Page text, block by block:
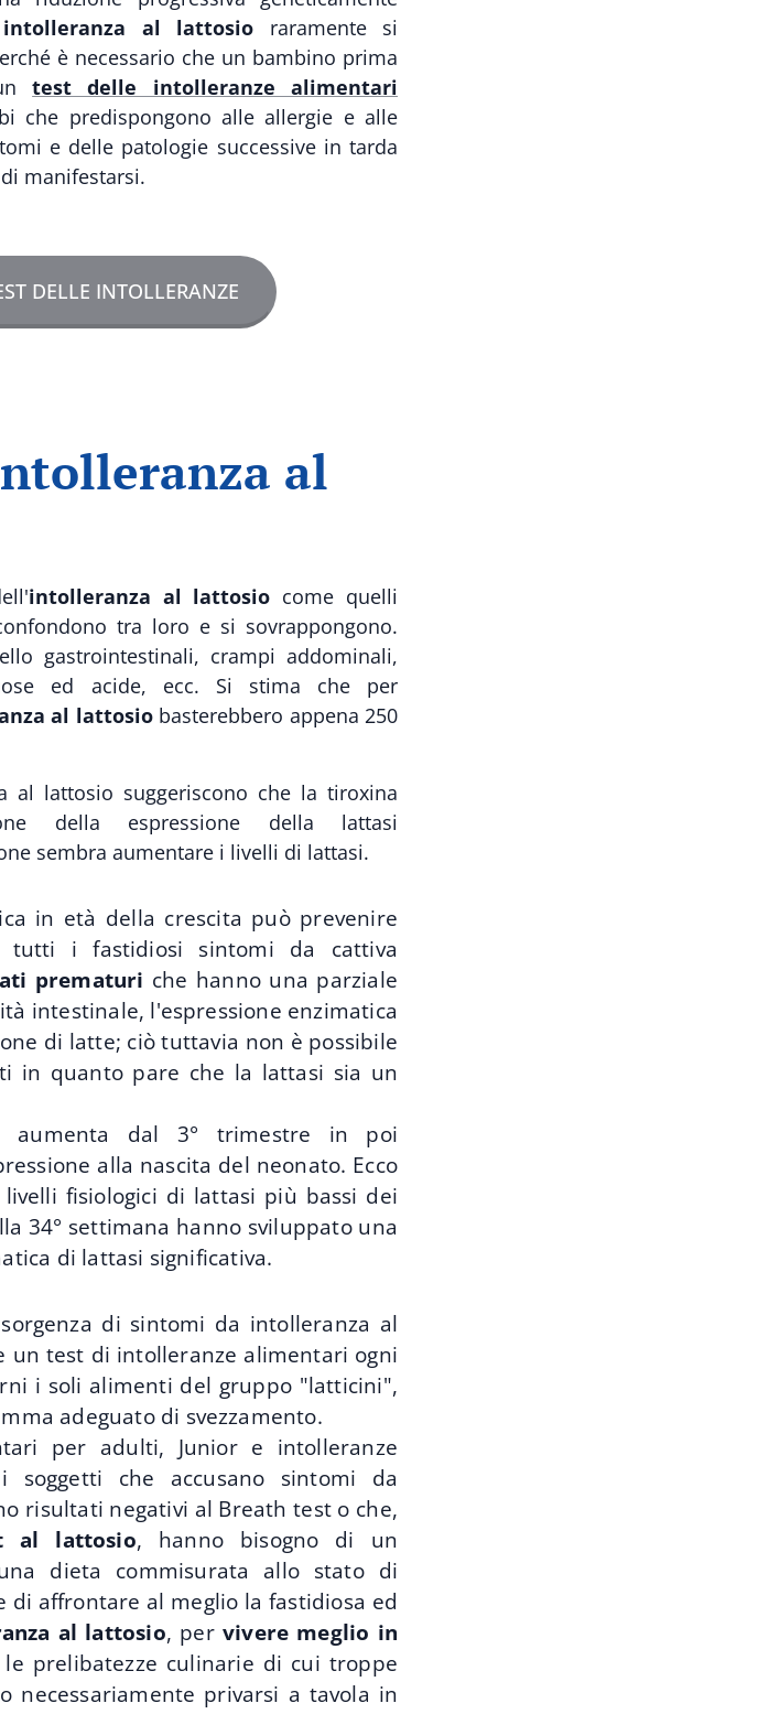
al lattosio raramente si
è necessario che un bambino prima
test delle intolleranze alimentari
che predispongono alle allergie e alle
e delle patologie successive in tarda
manifestarsi.
DELLE INTOLLERANZE
al
intolleranza al lattosio come quelli
tra loro e si sovrappongono.
gastrointestinali, crampi addominali,
ed acide, ecc. Si stima che per
al lattosiobasterebbero appena 250
al lattosio suggeriscono che la tiroxina
della espressione della lattasi
sembra aumentare i livelli di lattasi.
in età della crescita può prevenire
tutti i fastidiosi sintomi da cattiva
prematuri che hanno una parziale
intestinale, l'espressione enzimatica
di latte; ciò tuttavia non è possibile
in quanto pare che la lattasi sia un
aumenta dal 3° trimestre in poi
alla nascita del neonato. Ecco
fisiologici di lattasi più bassi dei
34° settimana hanno sviluppato una
di lattasi significativa.
di sintomi da intolleranza al
un test di intolleranze alimentari ogni
i soli alimenti del gruppo "latticini",
adeguato di svezzamento.
per adulti, Junior e intolleranze
che accusano sintomi da
risultati negativi al Breath test o che,
al lattosio, hanno bisogno di un
dieta commisurata allo stato di
di affrontare al meglio la fastidiosa ed
al lattosio, per vivere meglio in
prelibatezze culinarie di cui troppe
necessariamente privarsi a tavola in